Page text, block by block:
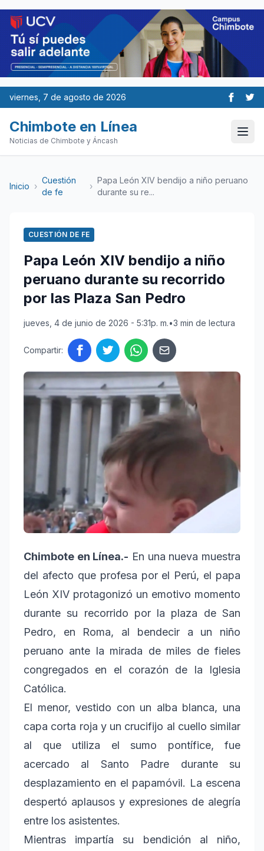
viernes, 7 de agosto de 2026
Chimbote en Línea
Noticias de Chimbote y Áncash
Inicio ›
Cuestión
de fe
›
Papa León XIV bendijo a niño peruano
durante su re...
CUESTIÓN DE FE
Papa León XIV bendijo a niño
peruano durante su recorrido
por las Plaza San Pedro
jueves, 4 de junio de 2026 - 5:31p. m.•3 min de lectura
Compartir:
Chimbote en Línea.- En una nueva muestra
del afecto que profesa por el Perú, el papa
León XIV protagonizó un emotivo momento
durante su recorrido por la plaza de San
Pedro, en Roma, al bendecir a un niño
peruano ante la mirada de miles de fieles
congregados en el corazón de la Iglesia
Católica.
El menor, vestido con un alba blanca, una
capa corta roja y un crucifijo al cuello similar
al que utiliza el sumo pontífice, fue
acercado al Santo Padre durante su
desplazamiento en el papamóvil. La escena
despertó aplausos y expresiones de alegría
entre los asistentes.
Mientras impartía su bendición al niño,